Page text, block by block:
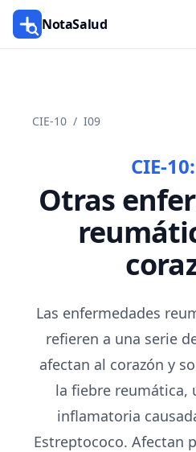
NotaSalud
CIE-10 / I09
CIE-10:
Otras
Las enfermedades
refieren a una serie
afectan al corazón y
la fiebre reumática,
inflamatoria
Estreptococo. Afectan